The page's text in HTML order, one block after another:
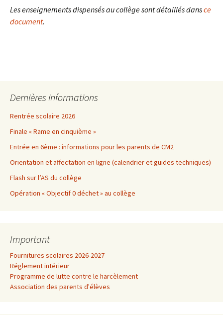
Les enseignements dispensés au collège sont détaillés dansce
document.
Dernières informations
Rentrée scolaire 2026
Finale « Rame en cinquième »
Entrée en 6ème : informations pour les parents de CM2
Orientation et affectation en ligne (calendrier et guides techniques)
Flash sur l’AS du collège
Opération « Objectif 0 déchet » au collège
Important
Fournitures scolaires 2026-2027
Réglement intérieur
Programme de lutte contre le harcèlement
Association des parents d'élèves